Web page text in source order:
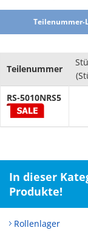
Teilenummer-
Teilenummer
RS-5010NRS5
In dieser
Produkte!
Rollenlager